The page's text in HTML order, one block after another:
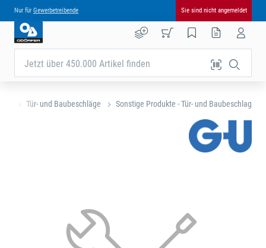
Nur für Gewerbetreibende Sie sind nicht angemeldet
Jetzt über 450.000 Artikel finden
Tür- und Baubeschläge Sonstige Produkte - Tür- und Baubeschlag